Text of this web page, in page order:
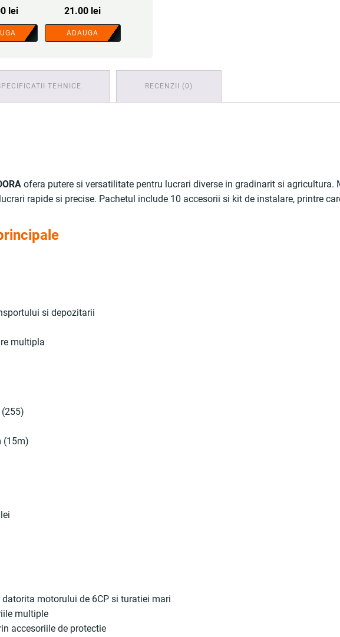
lei 21.00 lei
ADAUGA
TEHNICE RECENZII (0)
ofera putere si versatilitate pentru lucrari diverse in gradinarit si
rapide si precise. Pachetul include 10 accesorii si kit de instalare, printre
si depozitarii
multipla
(15m)
motorului de 6CP si turatiei mari
multiple
accesoriile de protectie